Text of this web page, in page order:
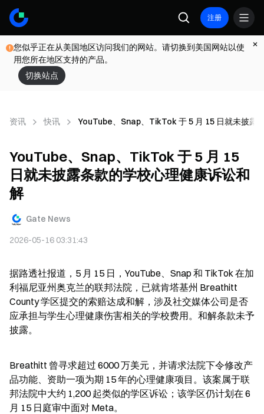
注册
您似乎正在从美国地区访问我们的网站。请切换到美国网站以使
用您所在地区支持的产品。
切换站点
资讯 快讯 YouTube、Snap、TikTok 于 5 月 15 日就未披露
YouTube、Snap、TikTok 于 5 月 15
日就未披露条款的学校心理健康诉讼和
解
Gate News
2026-05-16 03:31:43
据路透社报道，5 月 15 日，YouTube、Snap 和 TikTok 在加
利福尼亚州奥克兰的联邦法院，已就肯塔基州 Breathitt
County 学区提交的索赔达成和解，涉及社交媒体公司是否
应承担与学生心理健康伤害相关的学校费用。和解条款未予
披露。
Breathitt 曾寻求超过 6000 万美元，并请求法院下令修改产
品功能、资助一项为期 15 年的心理健康项目。该案属于联
邦法院中大约 1,200 起类似的学区诉讼；该学区仍计划在 6
月 15 日庭审中面对 Meta。